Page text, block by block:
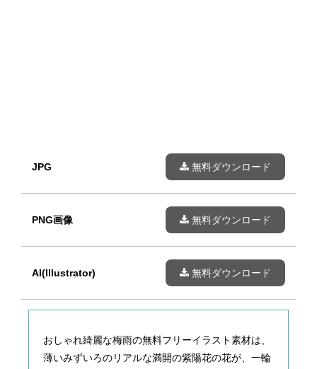
JPG 無料ダウンロード
PNG画像 無料ダウンロード
AI(Illustrator) 無料ダウンロード
おしゃれ綺麗な梅雨の無料フリーイラスト素材は、
薄いみずいろのリアルな満開の紫陽花の花が、一輪